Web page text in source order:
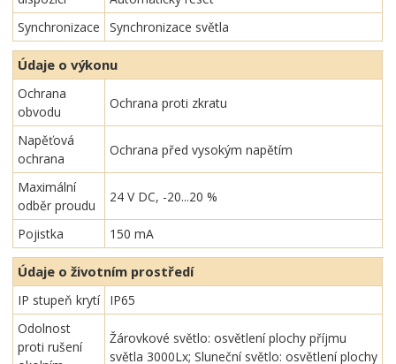
Synchronizace
Synchronizace světla
Údaje o výkonu
Ochrana
obvodu
Ochrana proti zkratu
Napěťová
ochrana
Ochrana před vysokým napětím
Maximální
odběr proudu
24 V DC, -20...20 %
Pojistka 150 mA
Údaje o životním prostředí
IP stupeň krytí
IP65
Odolnost
proti rušení
Žárovkové světlo: osvětlení plochy příjmu
světla 3000Lx; Sluneční světlo: osvětlení plochy